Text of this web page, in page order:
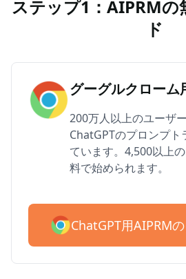
ステップ1：AIPRMの
ド
グーグルクローム
200万人以上のユーザ
ChatGPTのプロンプト
ています。4,500以上
料で始められます。
ChatGPT用AIPRM